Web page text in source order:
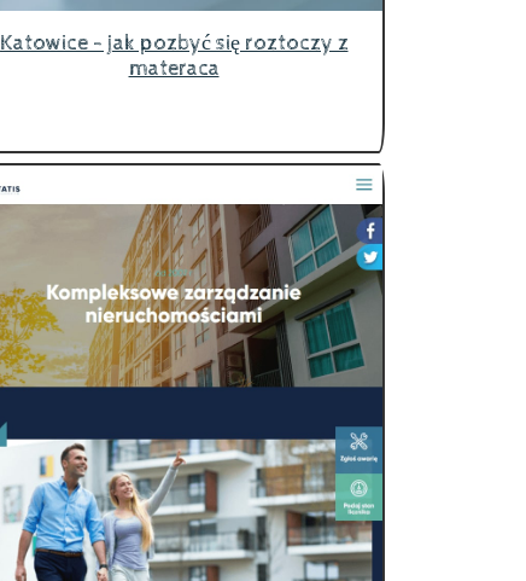
Katowice - jak pozbyć się roztoczy z
materaca